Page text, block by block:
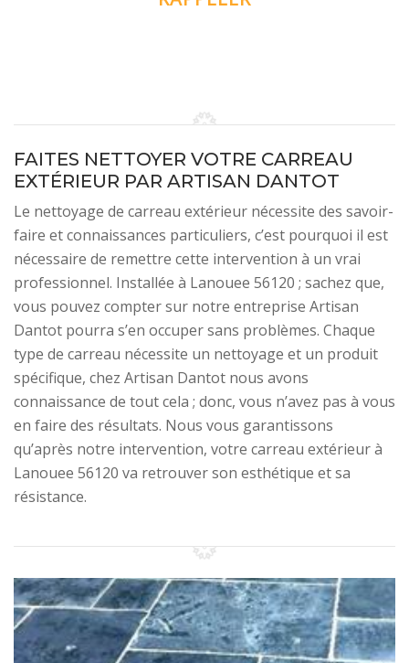
FAITES NETTOYER VOTRE CARREAU
EXTÉRIEUR PAR ARTISAN DANTOT
Le nettoyage de carreau extérieur nécessite des savoir-
faire et connaissances particuliers, c’est pourquoi il est
nécessaire de remettre cette intervention à un vrai
professionnel. Installée à Lanouee 56120 ; sachez que,
vous pouvez compter sur notre entreprise Artisan
Dantot pourra s’en occuper sans problèmes. Chaque
type de carreau nécessite un nettoyage et un produit
spécifique, chez Artisan Dantot nous avons
connaissance de tout cela ; donc, vous n’avez pas à vous
en faire des résultats. Nous vous garantissons
qu’après notre intervention, votre carreau extérieur à
Lanouee 56120 va retrouver son esthétique et sa
résistance.